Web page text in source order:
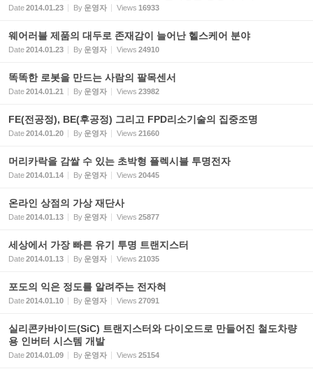
Date2014.01.23 By 운영자 Views 16933
웨어러블 제품의 대두로 존재감이 늘어난 헬스케어 분야
Date2014.01.23 By 운영자 Views 24910
똑똑한 로봇을 만드는 사람의 팔목센서
Date2014.01.21 By 운영자 Views 23982
FE(전공정), BE(후공정) 그리고 FPD리소기술의 집중조명
Date2014.01.20 By 운영자 Views 21660
머리카락을 감쌀 수 있는 초박형 플렉시블 투명전자
Date2014.01.14 By 운영자 Views 20445
온라인 상점의 가상 재단사
Date2014.01.13 By 운영자 Views 25877
세상에서 가장 빠른 유기 투명 트랜지스터
Date2014.01.13 By 운영자 Views 21035
포도의 익은 정도를 알려주는 전자혀
Date2014.01.10 By 운영자 Views 27091
실리콘카바이드(SiC) 트랜지스터와 다이오드로 만들어진 철도차량
용 인버터 시스템 개발
Date2014.01.09 By 운영자 Views 25154